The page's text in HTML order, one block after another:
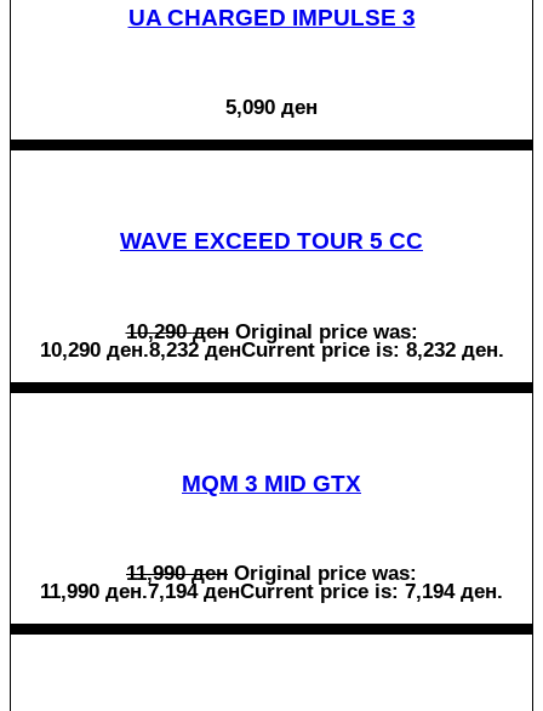
UA CHARGED IMPULSE 3
5,090 ден
WAVE EXCEED TOUR 5 CC
10,290ден Original price was:
10,290 ден.8,232денCurrent price is: 8,232 ден.
MQM 3 MID GTX
11,990ден Original price was:
11,990 ден.7,194 денCurrent price is: 7,194 ден.